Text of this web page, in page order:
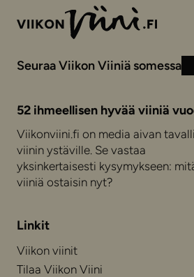
Seuraa Viikon Viiniä somessa
52 ihmeellisen hyvää viiniä
Viikonviini.fi on media aivan
viinin ystäville. Se vastaa
yksinkertaisesti kysymykseen:
viiniä ostaisin nyt?
Linkit
Viikon viinit
Tilaa Viikon Viini